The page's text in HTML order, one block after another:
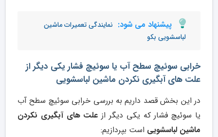
پیشنهاد می شود: نمایندگی تعمیرات ماشین
لباسشویی بکو
خرابی سوئیچ سطح آب یا سوئیچ فشار یکی دیگر از
علت های آبگیری نکردن ماشین لباسشویی
در این بخش قصد داریم به بررسی خرابی سوئیچ سطح آب
یا سوئیچ فشار که یکی دیگر از علت های آبگیری نکردن
ماشین لباسشویی است بپردازیم: